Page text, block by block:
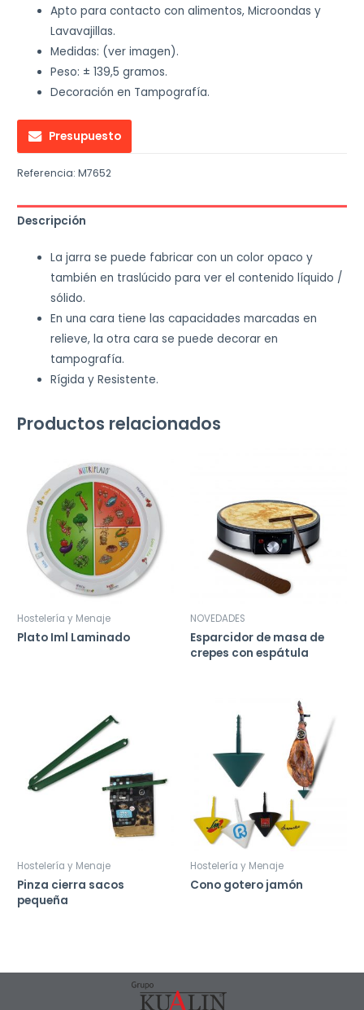
Apto para contacto con alimentos, Microondas y
Lavavajillas.
Medidas: (ver imagen).
Peso: ± 139,5 gramos.
Decoración en Tampografía.
Presupuesto
Referencia:M7652
Descripción
La jarra se puede fabricar con un color opaco y
también en traslúcido para ver el contenido líquido /
sólido.
En una cara tiene las capacidades marcadas en
relieve, la otra cara se puede decorar en
tampografía.
Rígida y Resistente.
Productos relacionados
Hostelería y Menaje
Plato Iml Laminado
NOVEDADES
Esparcidor de masa de
crepes con espátula
Hostelería y Menaje
Pinza cierra sacos
pequeña
Hostelería y Menaje
Cono gotero jamón